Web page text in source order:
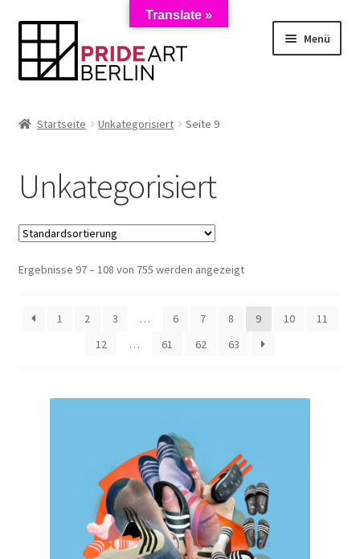
Zur
Navigation
springen
Zum
springen
Menü
Anmeldung zum Newsletter
Datenschutzerklärung
Impressum
Kasse
Mein Konto
Widerrufsbelehrung
Startseite Unkategorisiert Seite 9
Unkategorisiert
Ergebnisse 97 – 108 von 755 werden angezeigt
1 2 3 … 6 7 8 9 10
11
12
… 61 62 63
Translate »